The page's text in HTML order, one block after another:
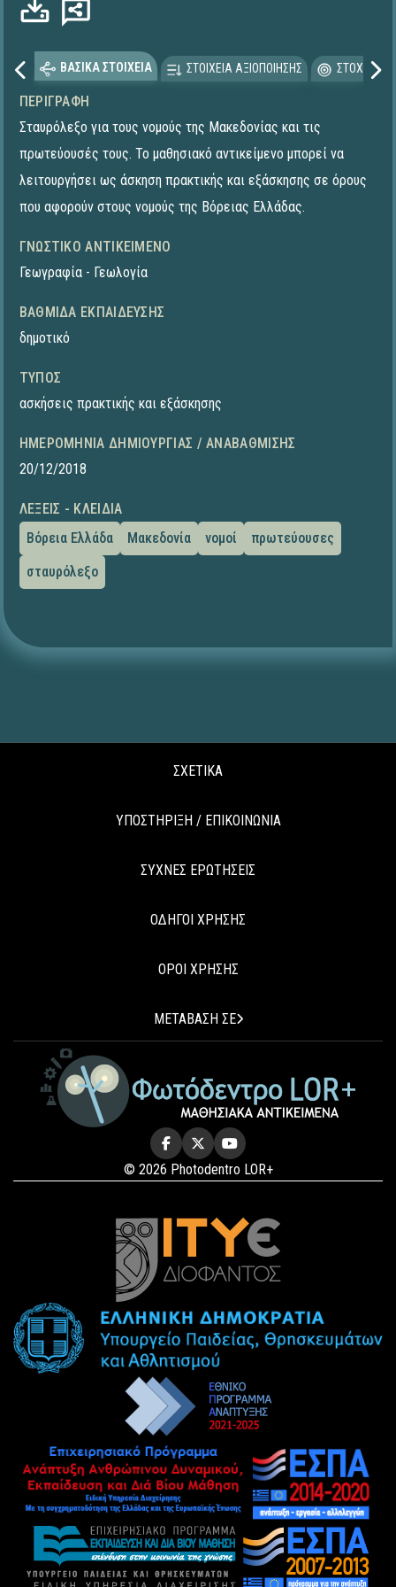
ΒΑΣΙΚΑ ΣΤΟΙΧΕΙΑ ΣΤΟΙΧΕΙΑ ΑΞΙΟΠΟΙΗΣΗΣ
ΠΕΡΙΓΡΑΦΉ
Σταυρόλεξο για τους νομούς της Μακεδονίας και τις
πρωτεύουσές τους. Το μαθησιακό αντικείμενο μπορεί να
λειτουργήσει ως άσκηση πρακτικής και εξάσκησης σε όρους
που αφορούν στους νομούς της Βόρειας Ελλάδας.
ΓΝΩΣΤΙΚΌ ΑΝΤΙΚΕΊΜΕΝΟ
Γεωγραφία - Γεωλογία
ΒΑΘΜΊΔΑ ΕΚΠΑΊΔΕΥΣΗΣ
δημοτικό
ΤΎΠΟΣ
ασκήσεις πρακτικής και εξάσκησης
ΗΜΕΡΟΜΗΝΊΑ ΔΗΜΙΟΥΡΓΊΑΣ / ΑΝΑΒΆΘΜΙΣΗΣ
20/12/2018
ΛΈΞΕΙΣ - ΚΛΕΙΔΙΆ
Βόρεια Ελλάδα
Μακεδονία νομοί
πρωτεύουσες
σταυρόλεξο
ΣΧΕΤΙΚΑ
ΥΠΟΣΤΗΡΙΞΗ / ΕΠΙΚΟΙΝΩΝΙΑ
ΣΥΧΝΕΣ ΕΡΩΤΗΣΕΙΣ
ΟΔΗΓΟΙ ΧΡΗΣΗΣ
ΟΡΟΙ ΧΡΗΣΗΣ
ΜΕΤΑΒΑΣΗ ΣΕ
© 2026 Photodentro LOR+